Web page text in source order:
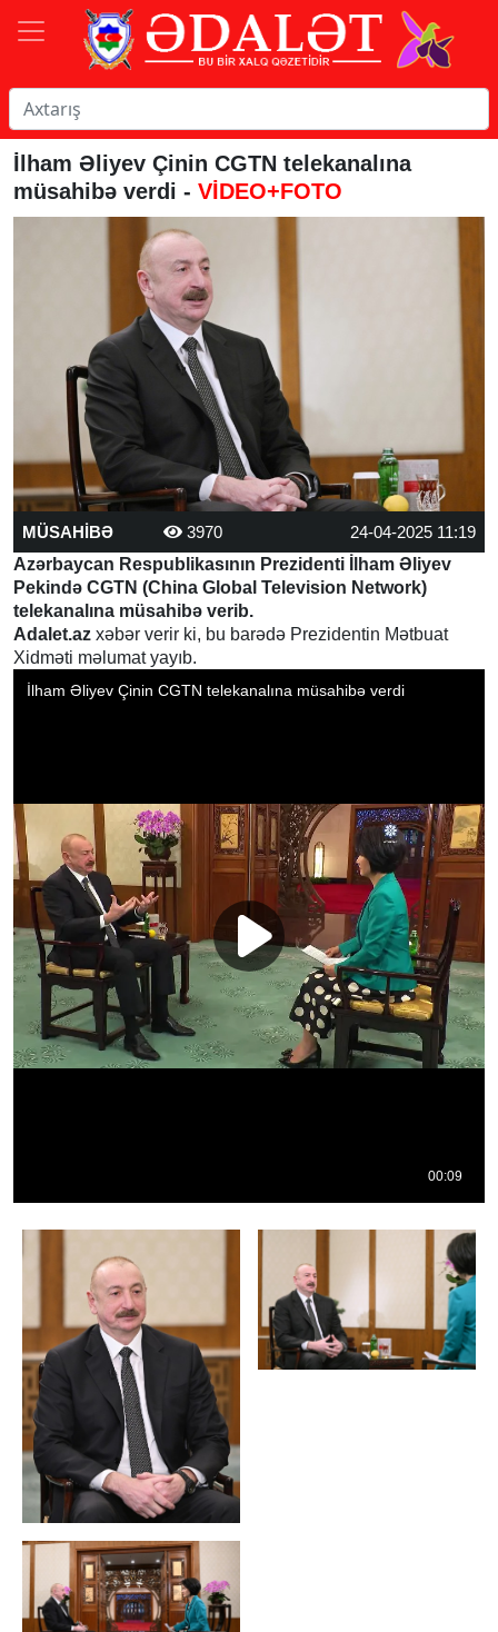
İlham Əliyev Çinin CGTN telekanalına
müsahibə verdi - VİDEO+FOTO
MÜSAHİBƏ 3970
24-04-2025 11:19
Azərbaycan Respublikasının Prezidenti İlham Əliyev
Pekində CGTN (China Global Television Network)
telekanalına müsahibə verib.
Adalet.az xəbər verir ki, bu barədə Prezidentin Mətbuat
Xidməti məlumat yayıb.